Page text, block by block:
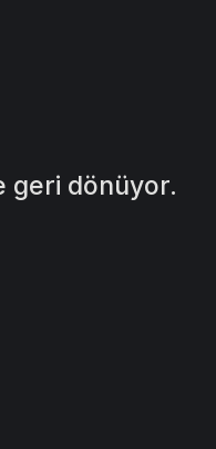
geri dönüyor.